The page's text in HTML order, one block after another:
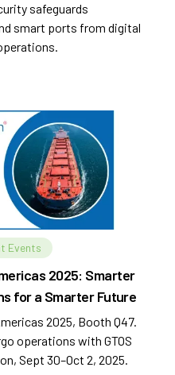
safeguards
smart ports from digital
Events
2025: Smarter
for a Smarter Future
2025, Booth Q47.
operations with GTOS
Sept 30–Oct 2, 2025.